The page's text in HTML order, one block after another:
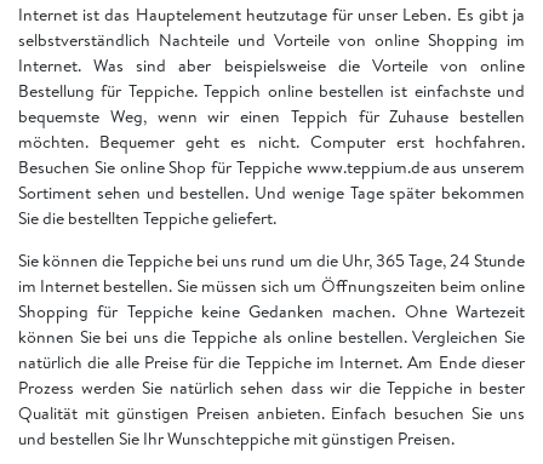
Internet ist das Hauptelement heutzutage für unser Leben. Es gibt ja
selbstverständlich Nachteile und Vorteile von online Shopping im
Internet. Was sind aber beispielsweise die Vorteile von online
Bestellung für Teppiche. Teppich online bestellen ist einfachste und
bequemste Weg, wenn wir einen Teppich für Zuhause bestellen
möchten. Bequemer geht es nicht. Computer erst hochfahren.
Besuchen Sie online Shop für Teppiche www.teppium.de aus unserem
Sortiment sehen und bestellen. Und wenige Tage später bekommen
Sie die bestellten Teppiche geliefert.
Sie können die Teppiche bei uns rund um die Uhr, 365 Tage, 24 Stunde
im Internet bestellen. Sie müssen sich um Öffnungszeiten beim online
Shopping für Teppiche keine Gedanken machen. Ohne Wartezeit
können Sie bei uns die Teppiche als online bestellen. Vergleichen Sie
natürlich die alle Preise für die Teppiche im Internet. Am Ende dieser
Prozess werden Sie natürlich sehen dass wir die Teppiche in bester
Qualität mit günstigen Preisen anbieten. Einfach besuchen Sie uns
und bestellen Sie Ihr Wunschteppiche mit günstigen Preisen.